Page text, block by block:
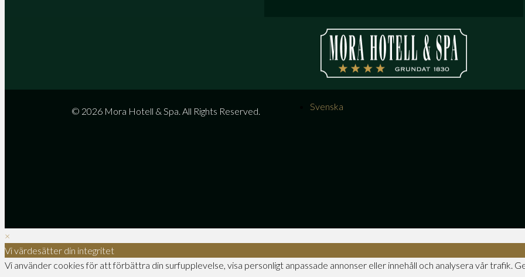
© 2026 Mora Hotell & Spa. All Rights Reserved. Svenska
×
Vi värdesätter din integritet
Vi använder cookies för att förbättra din surfupplevelse, visa personligt anpassade annonser eller innehåll och analysera vår trafik.